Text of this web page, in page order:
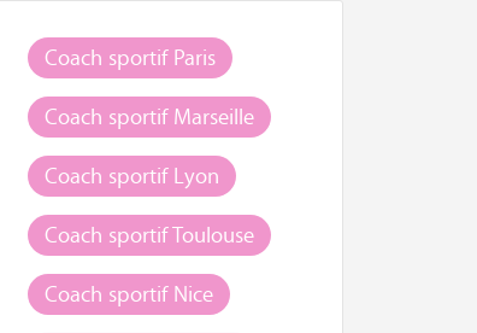
Coach sportif Paris
Coach sportif Marseille
Coach sportif Lyon
Coach sportif Toulouse
Coach sportif Nice